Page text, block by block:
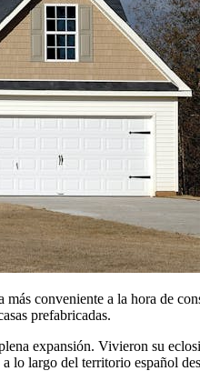
más conveniente a la hora de
prefabricadas.
expansión. Vivieron su
a lo largo del territorio español